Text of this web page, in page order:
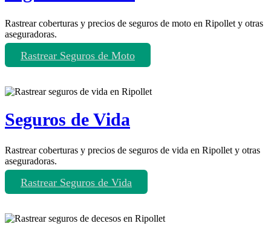
Rastrear coberturas y precios de seguros de moto en Ripollet y otras
aseguradoras.
Rastrear Seguros de Moto
Seguros de Vida
Rastrear coberturas y precios de seguros de vida en Ripollet y otras
aseguradoras.
Rastrear Seguros de Vida